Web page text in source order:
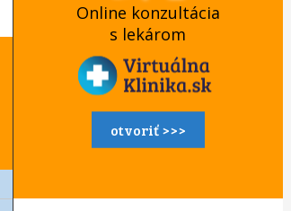
Online konzultácia
s lekárom
otvoriť >>>